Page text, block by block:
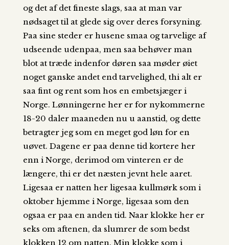
og det af det fineste slags, saa at man var
nødsaget til at glede sig over deres forsyning.
Paa sine steder er husene smaa og tarvelige af
udseende udenpaa, men saa behøver man
blot at træde indenfor døren saa møder øiet
noget ganske andet end tarvelighed, thi alt er
saa fint og rent som hos en embetsjæger i
Norge. Lønningerne her er for nykommerne
18-20 daler maaneden nu u aanstid, og dette
betragter jeg som en meget god løn for en
uøvet. Dagene er paa denne tid kortere her
enn i Norge, derimod om vinteren er de
længere, thi er det næsten jevnt hele aaret.
Ligesaa er natten her ligesaa kullmørk som i
oktober hjemme i Norge, ligesaa som den
ogsaa er paa en anden tid. Naar klokke her er
seks om aftenen, da slumrer de som bedst
klokken 12 om natten. Min klokke som i